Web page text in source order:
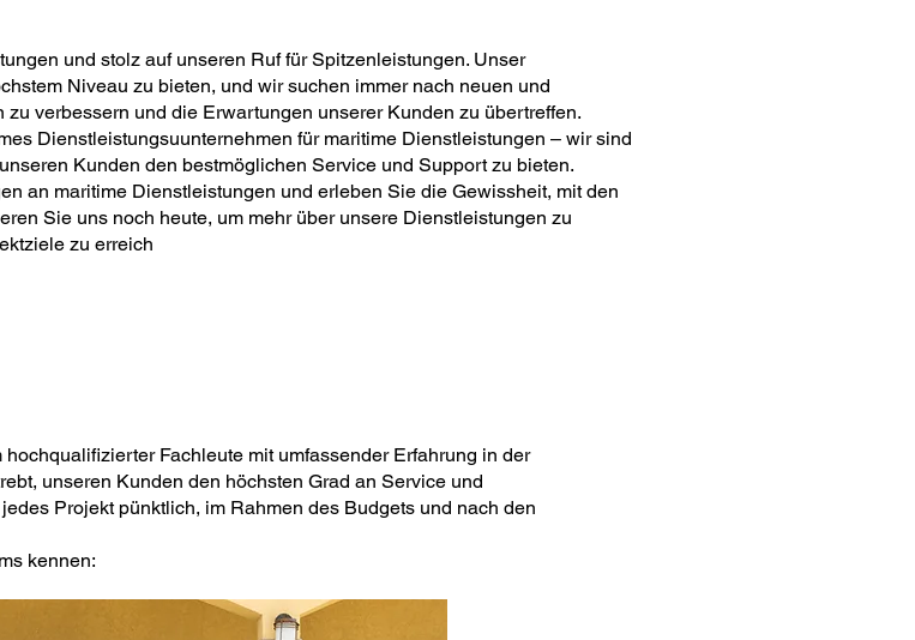
und stolz auf unseren Ruf für Spitzenleistungen. Unser
Niveau zu bieten, und wir suchen immer nach neuen und
verbessern und die Erwartungen unserer Kunden zu übertreffen.
Dienstleistungsuunternehmen für maritime Dienstleistungen – wir sind
Kunden den bestmöglichen Service und Support zu bieten.
an maritime Dienstleistungen und erleben Sie die Gewissheit, mit den
Sie uns noch heute, um mehr über unsere Dienstleistungen zu
zu erreich
Fachleute mit umfassender Erfahrung in der
unseren Kunden den höchsten Grad an Service und
Projekt pünktlich, im Rahmen des Budgets und nach den
kennen: